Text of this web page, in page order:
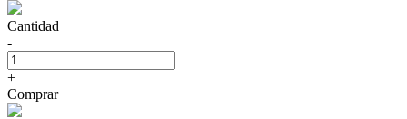
Cantidad
-
+
Comprar